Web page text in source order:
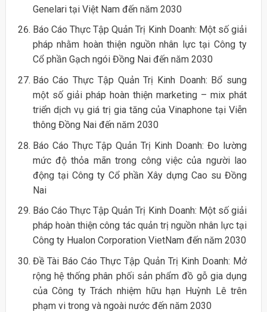
Genelari tại Việt Nam đến năm 2030
Báo Cáo Thực Tập Quản Trị Kinh Doanh: Một số giải
pháp nhằm hoàn thiện nguồn nhân lực tại Công ty
Cổ phần Gạch ngói Đồng Nai đến năm 2030
Báo Cáo Thực Tập Quản Trị Kinh Doanh: Bổ sung
một số giải pháp hoàn thiện marketing – mix phát
triển dịch vụ giá trị gia tăng của Vinaphone tại Viễn
thông Đồng Nai đến năm 2030
Báo Cáo Thực Tập Quản Trị Kinh Doanh: Đo lường
mức độ thỏa mãn trong công việc của người lao
động tại Công ty Cổ phần Xây dựng Cao su Đồng
Nai
Báo Cáo Thực Tập Quản Trị Kinh Doanh: Một số giải
pháp hoàn thiện công tác quản trị nguồn nhân lực tại
Công ty Hualon Corporation VietNam đến năm 2030
Đề Tài Báo Cáo Thực Tập Quản Trị Kinh Doanh: Mở
rộng hệ thống phân phối sản phẩm đồ gỗ gia dụng
của Công ty Trách nhiệm hữu hạn Huỳnh Lê trên
phạm vi trong và ngoài nước đến năm 2030